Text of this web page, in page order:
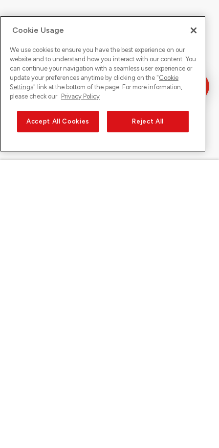
Cookie Usage
We use cookies to ensure you have the best experience on our
website and to understand how you interact with our content. You
can continue your navigation with a seamless user experience or
update your preferences anytime by clicking on the "Cookie
Settings" link at the bottom of the page. For more information,
please check our Privacy Policy
Accept All Cookies Reject All